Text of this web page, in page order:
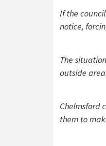
If the
notice,
The
outside
Chelmsford
them to